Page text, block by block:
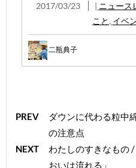
2017/03/23 | ニュース
こと , イベ
二瓶典子
PREV
ダウンに代わる粒中
の注意点
NEXT
わたしのすきなもの
おいは流れる」